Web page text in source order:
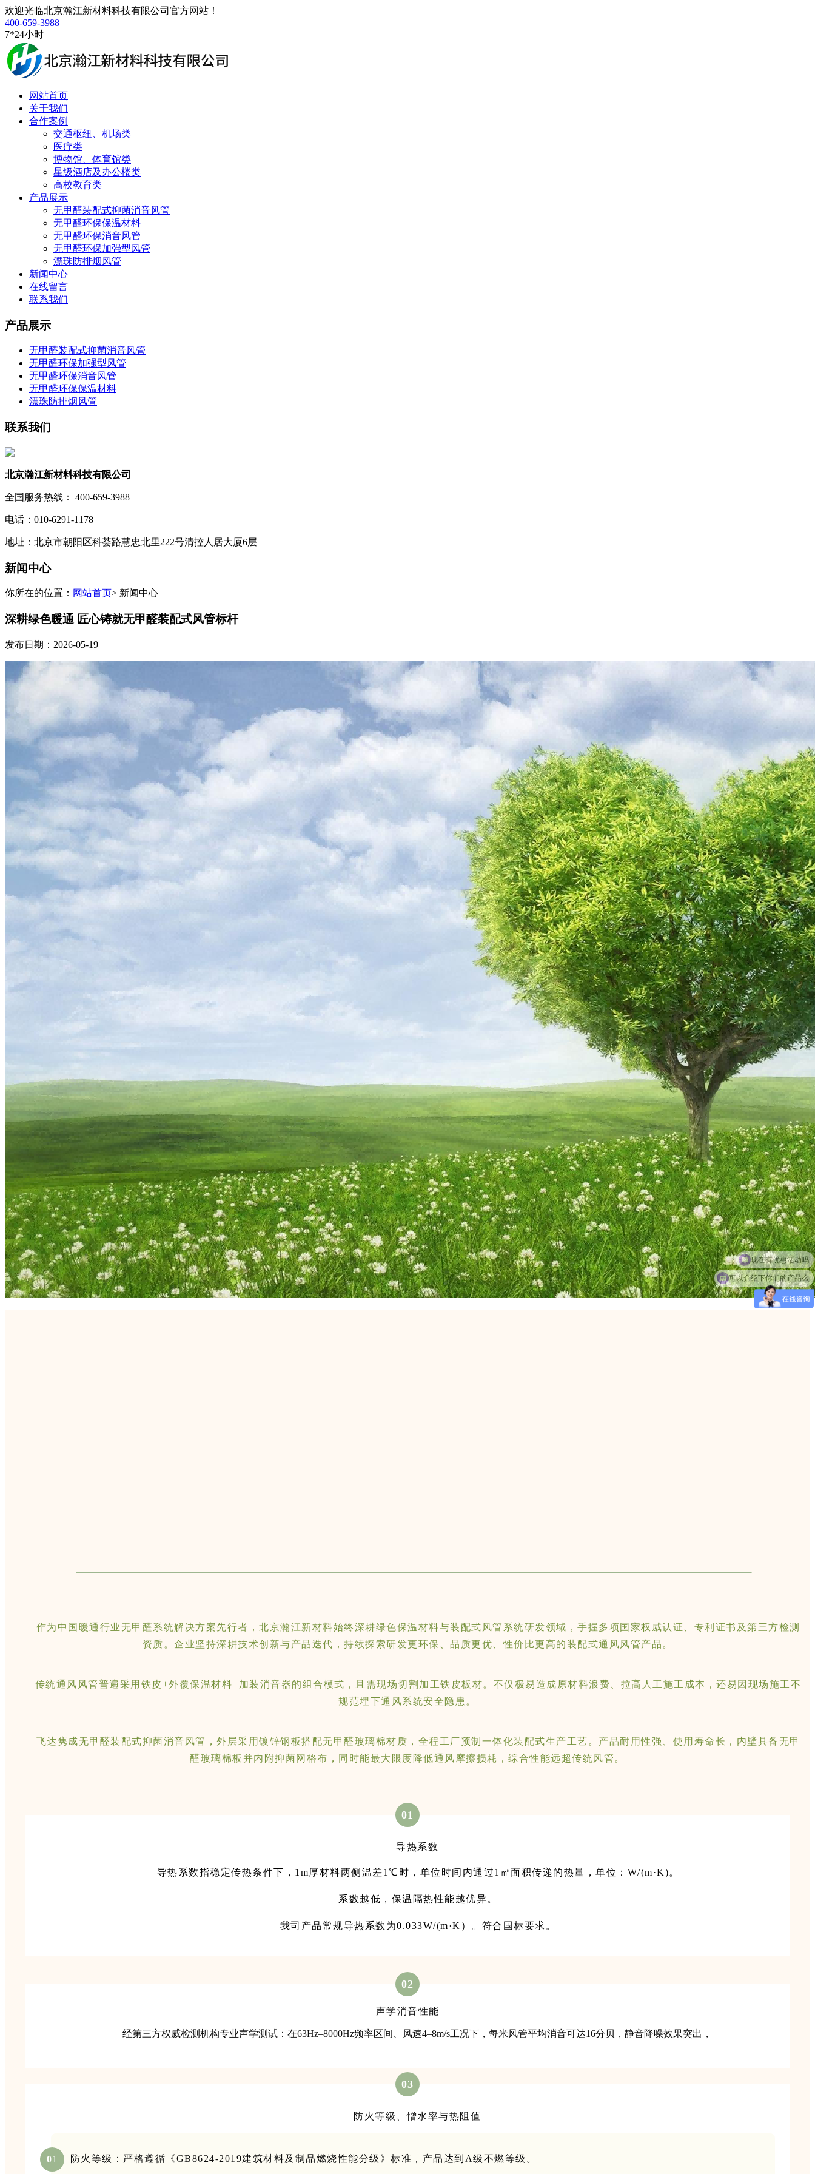
欢迎光临北京瀚江新材料科技有限公司官方网站！
400-659-3988
7*24小时
网站首页
关于我们
合作案例
交通枢纽、机场类
医疗类
博物馆、体育馆类
星级酒店及办公楼类
高校教育类
产品展示
无甲醛装配式抑菌消音风管
无甲醛环保保温材料
无甲醛环保消音风管
无甲醛环保加强型风管
漂珠防排烟风管
新闻中心
在线留言
联系我们
产品展示
无甲醛装配式抑菌消音风管
无甲醛环保加强型风管
无甲醛环保消音风管
无甲醛环保保温材料
漂珠防排烟风管
联系我们
北京瀚江新材料科技有限公司
全国服务热线： 400-659-3988
电话：010-6291-1178
地址：北京市朝阳区科荟路慧忠北里222号清控人居大厦6层
新闻中心
你所在的位置： 网站首页> 新闻中心
深耕绿色暖通 匠心铸就无甲醛装配式风管标杆
发布日期：2026-05-19
作为中国暖通行业无甲醛系统解决方案先行者，北京瀚江新材料始终深耕绿色保温材料与装配式风管系统研发领域，手握多项国家权威认证、专利证书及第三方检测
资质。企业坚持深耕技术创新与产品迭代，持续探索研发更环保、品质更优、性价比更高的装配式通风风管产品。
传统通风风管普遍采用铁皮+外覆保温材料+加装消音器的组合模式，且需现场切割加工铁皮板材。不仅极易造成原材料浪费、拉高人工施工成本，还易因现场施工不
规范埋下通风系统安全隐患。
飞达隽成无甲醛装配式抑菌消音风管，外层采用镀锌钢板搭配无甲醛玻璃棉材质，全程工厂预制一体化装配式生产工艺。产品耐用性强、使用寿命长，内壁具备无甲
醛玻璃棉板并内附抑菌网格布，同时能最大限度降低通风摩擦损耗，综合性能远超传统风管。
01
导热系数
导热系数指稳定传热条件下，1m厚材料两侧温差1℃时，单位时间内通过1㎡面积传递的热量，单位：W/(m·K)。
系数越低，保温隔热性能越优异。
我司产品常规导热系数为0.033W/(m·K）。符合国标要求。
02
声学消音性能
经第三方权威检测机构专业声学测试：在63Hz–8000Hz频率区间、风速4–8m/s工况下，每米风管平均消音可达16分贝，静音降噪效果突出，
03
防火等级、憎水率与热阻值
01 防火等级：严格遵循《GB8624-2019建筑材料及制品燃烧性能分级》标准，产品达到A级不燃等级。
可以介绍下你们的产品么